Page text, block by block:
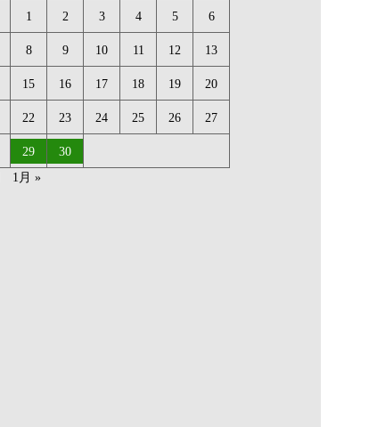
1 2 3 4 5 6
8 9 10 11 12 13
15 16 17 18 19 20
22 23 24 25 26 27
29
30
1月 »